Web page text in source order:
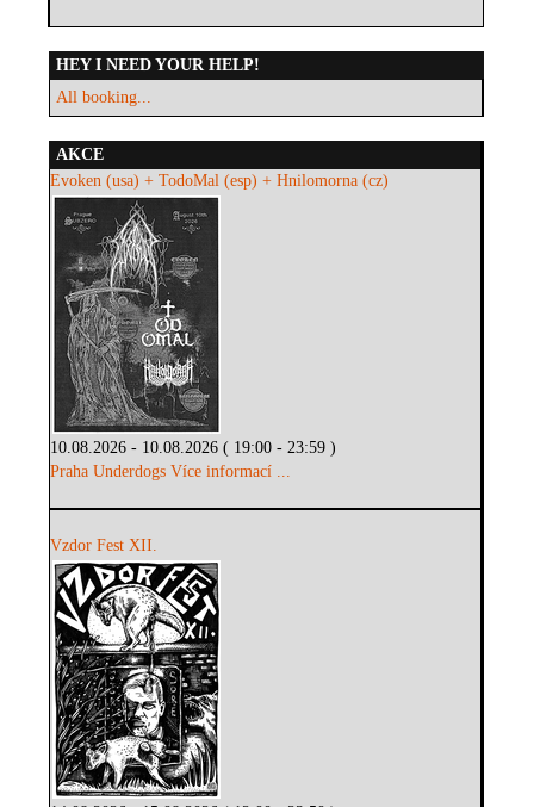
HEY I NEED YOUR HELP!
All booking...
AKCE
Evoken (usa) + TodoMal (esp) + Hnilomorna (cz)
10.08.2026 - 10.08.2026 ( 19:00 - 23:59 )
Praha Underdogs Více informací ...
Vzdor Fest XII.